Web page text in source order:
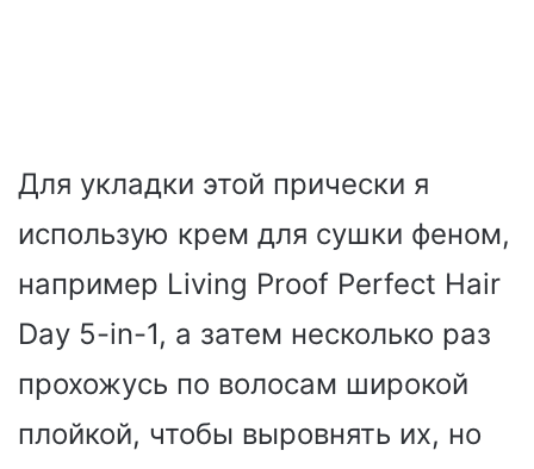
Для укладки этой прически я
использую крем для сушки феном,
например Living Proof Perfect Hair
Day 5-in-1, а затем несколько раз
прохожусь по волосам широкой
плойкой, чтобы выровнять их, но